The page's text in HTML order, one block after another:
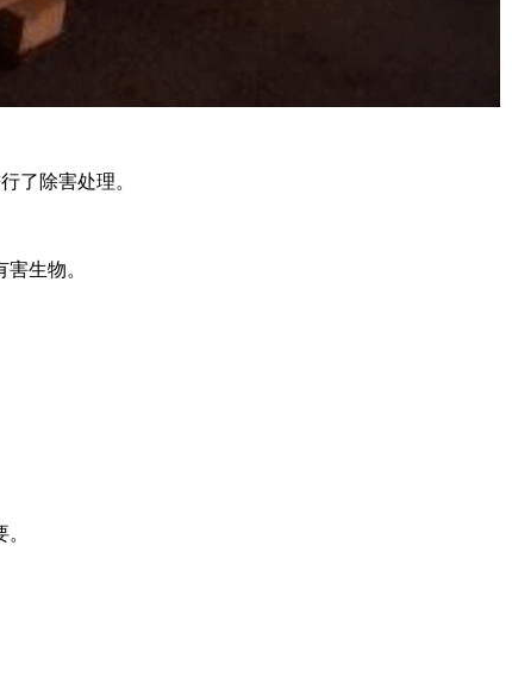
了除害处理。
生物。